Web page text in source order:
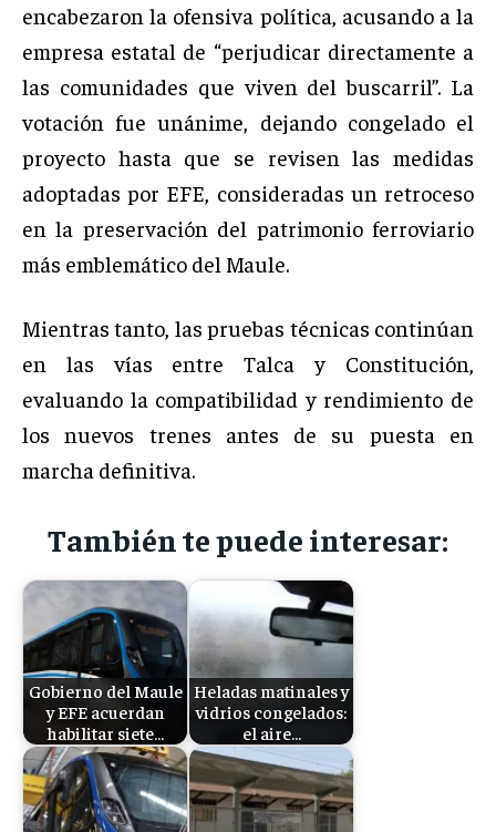
encabezaron la ofensiva política, acusando a la
empresa estatal de “perjudicar directamente a
las comunidades que viven del buscarril”. La
votación fue unánime, dejando congelado el
proyecto hasta que se revisen las medidas
adoptadas por EFE, consideradas un retroceso
en la preservación del patrimonio ferroviario
más emblemático del Maule.
Mientras tanto, las pruebas técnicas continúan
en las vías entre Talca y Constitución,
evaluando la compatibilidad y rendimiento de
los nuevos trenes antes de su puesta en
marcha definitiva.
También te puede interesar:
Gobierno del Maule
y EFE acuerdan
habilitar siete…
Heladas matinales y
vidrios congelados:
el aire…